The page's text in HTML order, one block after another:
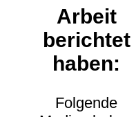
Arbeit
berichtet
haben:
Folgende